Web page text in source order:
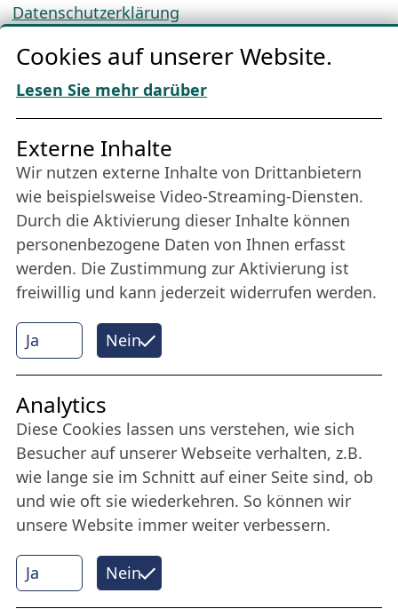
Datenschutzerklärung
AGBs
Download „Nordic Tango“
Freundes­kreis
Bleiben Sie uns das ganze Jahr über verbunden:
Werden Sie Freund der Nordischen Filmtage
Lübeck.
Mehr erfahren
Internet Partner
© 2026 Nordische Filmtage Lübeck
Cookies auf unserer Website.
Lesen Sie mehr darüber
Ja Nein
Externe Inhalte
Wir nutzen externe Inhalte von Drittanbietern
wie beispielsweise Video-Streaming-Diensten.
Durch die Aktivierung dieser Inhalte können
personenbezogene Daten von Ihnen erfasst
werden. Die Zustimmung zur Aktivierung ist
freiwillig und kann jederzeit widerrufen werden.
Ja Nein
Analytics
Diese Cookies lassen uns verstehen, wie sich
Besucher auf unserer Webseite verhalten, z.B.
wie lange sie im Schnitt auf einer Seite sind, ob
und wie oft sie wiederkehren. So können wir
unsere Website immer weiter verbessern.